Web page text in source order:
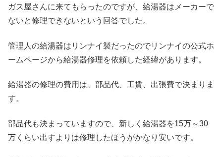
ガス屋さんに来てもらったのですが、給湯器はメーカーで
ないと修理できないという回答でした。
管理人の給湯器はリンナイ製だったのでリンナイの公式ホ
ームページから給湯器修理を依頼した経緯があります。
給湯器の修理の費用は、部品代、工賃、出張費で決まりま
す。
部品代も決まっていますので、新しく給湯器を15万～30
万くらい出すよりは修理したほうがかなり安いです。